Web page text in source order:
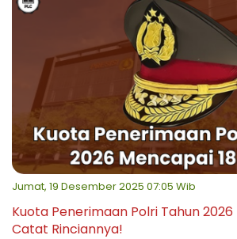
Jumat, 19 Desember 2025 07:05 Wib
Kuota Penerimaan Polri Tahun 2026
Catat Rinciannya!